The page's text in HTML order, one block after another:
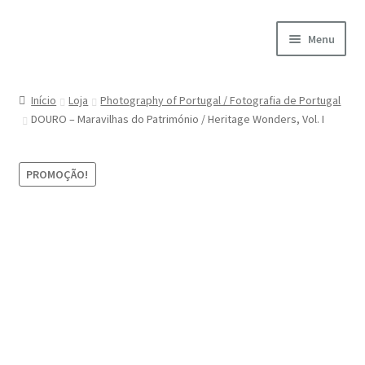
Menu
A minha conta
Encomendas
Início Loja
Photography of Portugal / Fotografia de Portugal
DOURO – Maravilhas do Património / Heritage Wonders, Vol. I
PROMOÇÃO!